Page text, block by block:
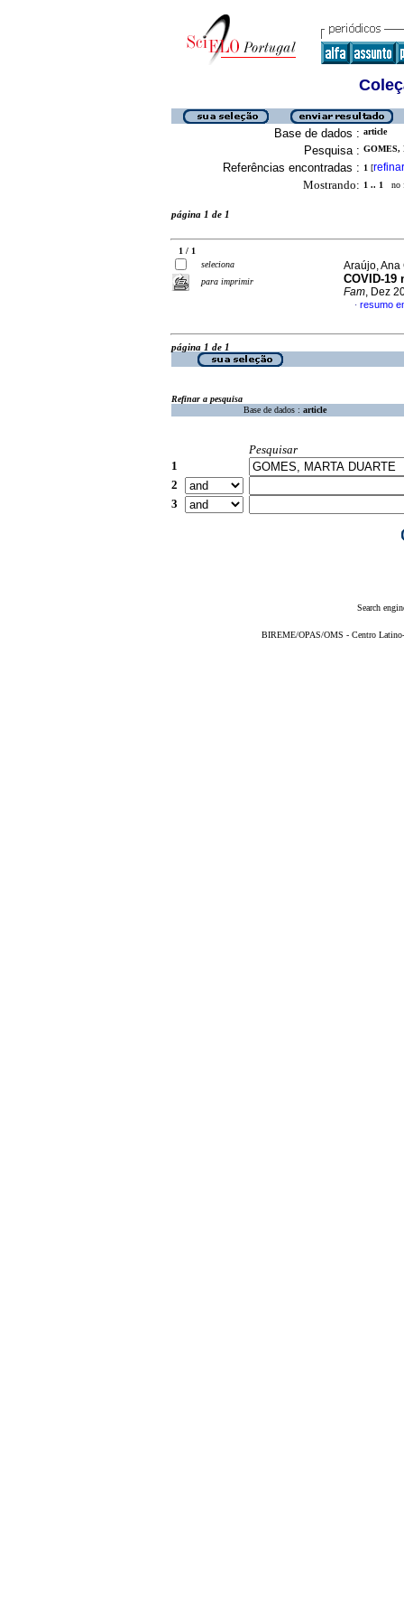
Base de dados : article
Pesquisa : GOMES,
Referências encontradas : 1 [refinar
Mostrando: 1 .. 1 no
página 1 de 1
1 / 1
seleciona
para imprimir
Araújo,
COVID-
Fam, Dez
· resumo
página 1 de 1
Refinar a pesquisa
Base de dados : article
Pesquisar
1
2
3
Search
BIREME/OPAS/OMS - Centro Latino-